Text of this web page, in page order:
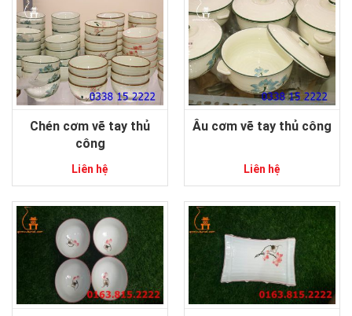
Chén cơm vẽ tay thủ
công
Liên hệ
Âu cơm vẽ tay thủ công
Liên hệ